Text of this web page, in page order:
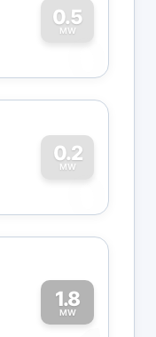
0.5
MW
0
0.2
MW
0
1.8
MW